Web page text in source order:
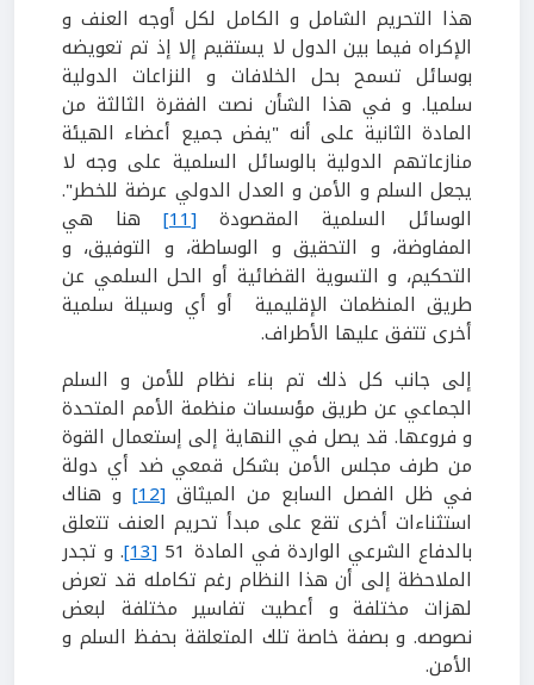
هذا التحريم الشامل و الكامل لكل أوجه العنف و
الإكراه فيما بين الدول لا يستقيم إلا إذ تم تعويضه
بوسائل تسمح بحل الخلافات و النزاعات الدولية
سلميا. و في هذا الشأن نصت الفقرة الثالثة من
المادة الثانية على أنه "يفض جميع أعضاء الهيئة
منازعاتهم الدولية بالوسائل السلمية على وجه لا
يجعل السلم و الأمن و العدل الدولي عرضة للخطر".
الوسائل السلمية المقصودة [11]
هنا هي
المفاوضة، و التحقيق و الوساطة، و التوفيق، و
التحكيم، و التسوية القضائية أو الحل السلمي عن
طريق المنظمات الإقليمية أو أي وسيلة سلمية
أخرى تتفق عليها الأطراف.
إلى جانب كل ذلك تم بناء نظام للأمن و السلم
الجماعي عن طريق مؤسسات منظمة الأمم المتحدة
و فروعها. قد يصل في النهاية إلى إستعمال القوة
من طرف مجلس الأمن بشكل قمعي ضد أي دولة
في ظل الفصل السابع من الميثاق [12]
و هناك
استثناءات أخرى تقع على مبدأ تحريم العنف تتعلق
بالدفاع الشرعي الواردة في المادة 51
[13]
. و تجدر
الملاحظة إلى أن هذا النظام رغم تكامله قد تعرض
لهزات مختلفة و أعطيت تفاسير مختلفة لبعض
نصوصه. و بصفة خاصة تلك المتعلقة بحفظ السلم و
الأمن.